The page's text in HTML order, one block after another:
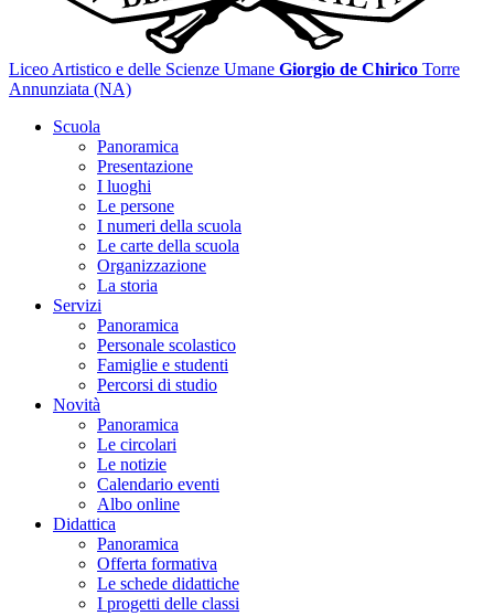
Liceo Artistico e delle Scienze Umane Giorgio de Chirico Torre
Annunziata (NA)
Scuola
Panoramica
Presentazione
I luoghi
Le persone
I numeri della scuola
Le carte della scuola
Organizzazione
La storia
Servizi
Panoramica
Personale scolastico
Famiglie e studenti
Percorsi di studio
Novità
Panoramica
Le circolari
Le notizie
Calendario eventi
Albo online
Didattica
Panoramica
Offerta formativa
Le schede didattiche
I progetti delle classi